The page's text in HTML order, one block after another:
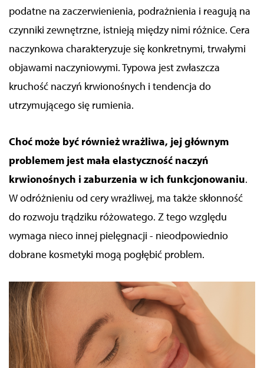
podatne na zaczerwienienia, podrażnienia i reagują na
czynniki zewnętrzne, istnieją między nimi różnice. Cera
naczynkowa charakteryzuje się konkretnymi, trwałymi
objawami naczyniowymi. Typowa jest zwłaszcza
kruchość naczyń krwionośnych i tendencja do
utrzymującego się rumienia.
Choć może być również wrażliwa, jej głównym
problemem jest mała elastyczność naczyń
krwionośnych i zaburzenia w ich funkcjonowaniu.
W odróżnieniu od cery wrażliwej, ma także skłonność
do rozwoju trądziku różowatego. Z tego względu
wymaga nieco innej pielęgnacji - nieodpowiednio
dobrane kosmetyki mogą pogłębić problem.